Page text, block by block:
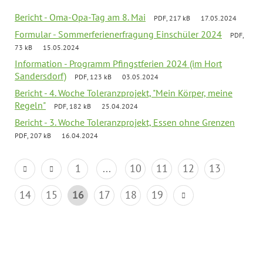
Bericht - Oma-Opa-Tag am 8. Mai PDF, 217 kB 17.05.2024
Formular - Sommerferienerfragung Einschüler 2024
PDF,
73 kB
15.05.2024
Information - Programm Pfingstferien 2024 (im Hort
Sandersdorf)
PDF, 123 kB 03.05.2024
Bericht - 4. Woche Toleranzprojekt, "Mein Körper, meine
Regeln"
PDF, 182 kB 25.04.2024
Bericht - 3. Woche Toleranzprojekt, Essen ohne Grenzen
PDF, 207 kB 16.04.2024
1 ... 10 11 12
13
14
15 16 17 18 19